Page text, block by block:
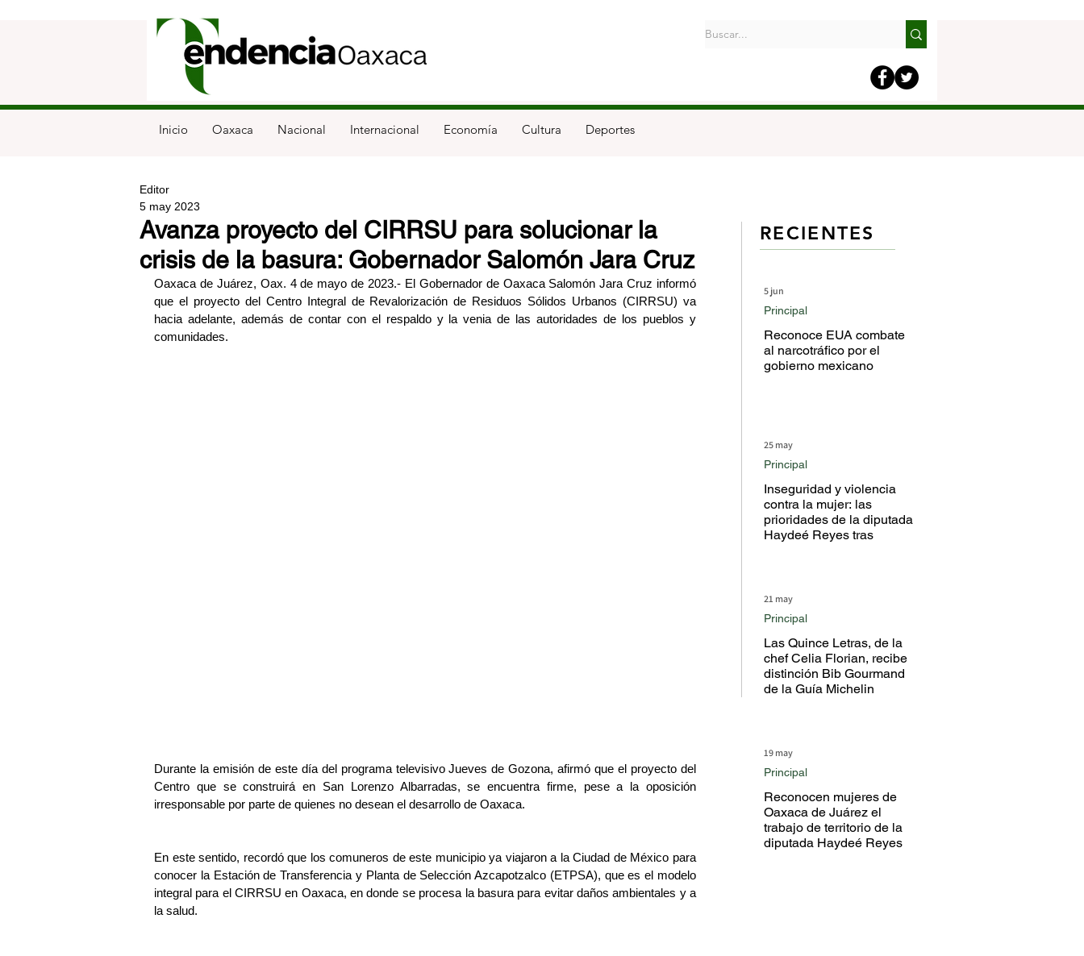
Inicio Oaxaca Nacional Internacional Economía Cultura Deportes
Avanza proyecto del CIRRSU para solucionar la
crisis de la basura: Gobernador Salomón Jara Cruz
Editor
5 may 2023
Oaxaca de Juárez, Oax. 4 de mayo de 2023.- El Gobernador de Oaxaca Salomón Jara Cruz informó
que el proyecto del Centro Integral de Revalorización de Residuos Sólidos Urbanos (CIRRSU) va
hacia adelante, además de contar con el respaldo y la venia de las autoridades de los pueblos y
comunidades.
Durante la emisión de este día del programa televisivo Jueves de Gozona, afirmó que el proyecto del
Centro que se construirá en San Lorenzo Albarradas, se encuentra firme, pese a la oposición
irresponsable por parte de quienes no desean el desarrollo de Oaxaca.
En este sentido, recordó que los comuneros de este municipio ya viajaron a la Ciudad de México para
conocer la Estación de Transferencia y Planta de Selección Azcapotzalco (ETPSA), que es el modelo
integral para el CIRRSU en Oaxaca, en donde se procesa la basura para evitar daños ambientales y a
la salud.
Reconoce EUA combate
al narcotráfico por el
gobierno mexicano
Principal
5 jun
Inseguridad y violencia
contra la mujer: las
prioridades de la diputada
Haydeé Reyes tras
Principal
25 may
Las Quince Letras, de la
chef Celia Florian, recibe
distinción Bib Gourmand
de la Guía Michelin
Principal
21 may
Reconocen mujeres de
Oaxaca de Juárez el
trabajo de territorio de la
diputada Haydeé Reyes
Principal
19 may
RECIENTES